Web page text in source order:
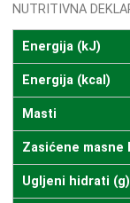
NUTRITIVNA
Energija (kJ)
Energija (kcal)
Masti
Zasićene masne
Ugljeni hidrati (g)